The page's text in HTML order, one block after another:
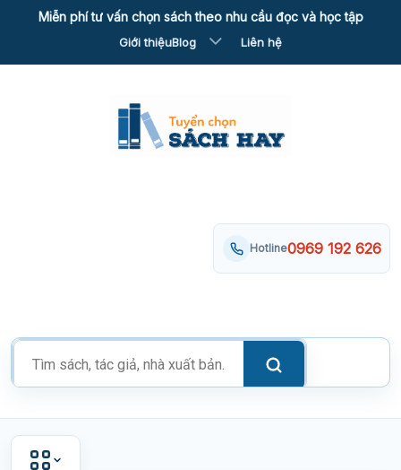
Miễn phí tư vấn chọn sách theo nhu cầu đọc và học tập
Giới thiệuBlog Liên hệ
Tìm
kiếm
phẩm
Hotline0969 192 626